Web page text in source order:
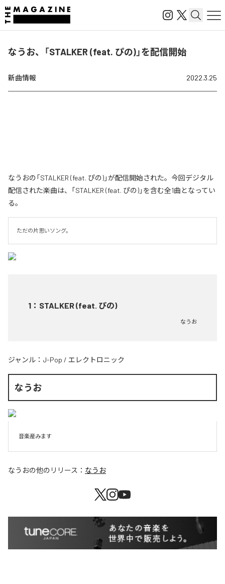
なうお、「STALKER (feat. ぴの)」を配信開始
新曲情報 2022.3.25
なうおの「STALKER (feat. ぴの)」が配信開始された。今回デジタル
配信された楽曲は、「STALKER (feat. ぴの)」を含む全1曲となってい
る。
ただの片思いソング。
1 ： STALKER (feat. ぴの)
なうお
ジャンル： J-Pop / エレクトロニック
なうお
なうおの他のリリース： なうお